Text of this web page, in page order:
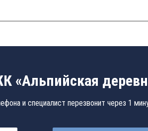
«Альпийская
и специалист перезвонит через 1